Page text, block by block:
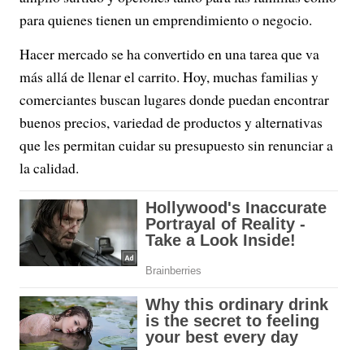
para quienes tienen un emprendimiento o negocio.
Hacer mercado se ha convertido en una tarea que va
más allá de llenar el carrito. Hoy, muchas familias y
comerciantes buscan lugares donde puedan encontrar
buenos precios, variedad de productos y alternativas
que les permitan cuidar su presupuesto sin renunciar a
la calidad.